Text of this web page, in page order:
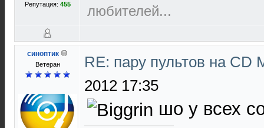
Репутация: 455
любителей...
синоптик
Ветеран
RE: пару пультов на СD
2012 17:35
шо у всех